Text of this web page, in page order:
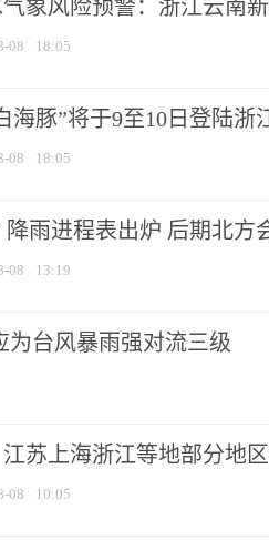
象风险预警：浙江云南
08 18:05
海豚”将于9至10日登陆浙
08 18:05
降雨进程表出炉 后期北方
08 13:19
为台风暴雨强对流三级
苏上海浙江等地部分地
08 10:05